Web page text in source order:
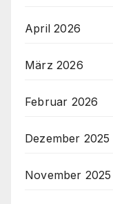
April 2026
März 2026
Februar 2026
Dezember 2025
November 2025